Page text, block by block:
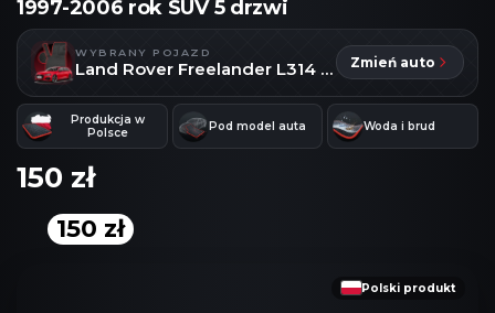
1997-2006 rok SUV 5 drzwi
WYBRANY POJAZD
Land Rover Freelander L314 I gen Zmień auto
Produkcja w
Polsce
Pod model auta Woda i brud
150 zł
150 zł
Polski produkt
ABY